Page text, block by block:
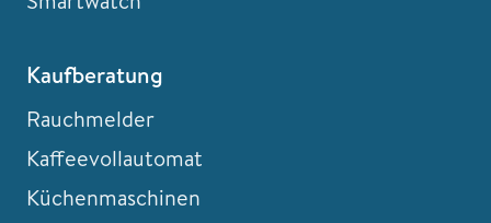
Kaufberatung
Rauchmelder
Kaffeevollautomat
Küchenmaschinen